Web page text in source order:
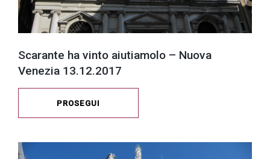
Scarante ha vinto aiutiamolo – Nuova
Venezia 13.12.2017
PROSEGUI